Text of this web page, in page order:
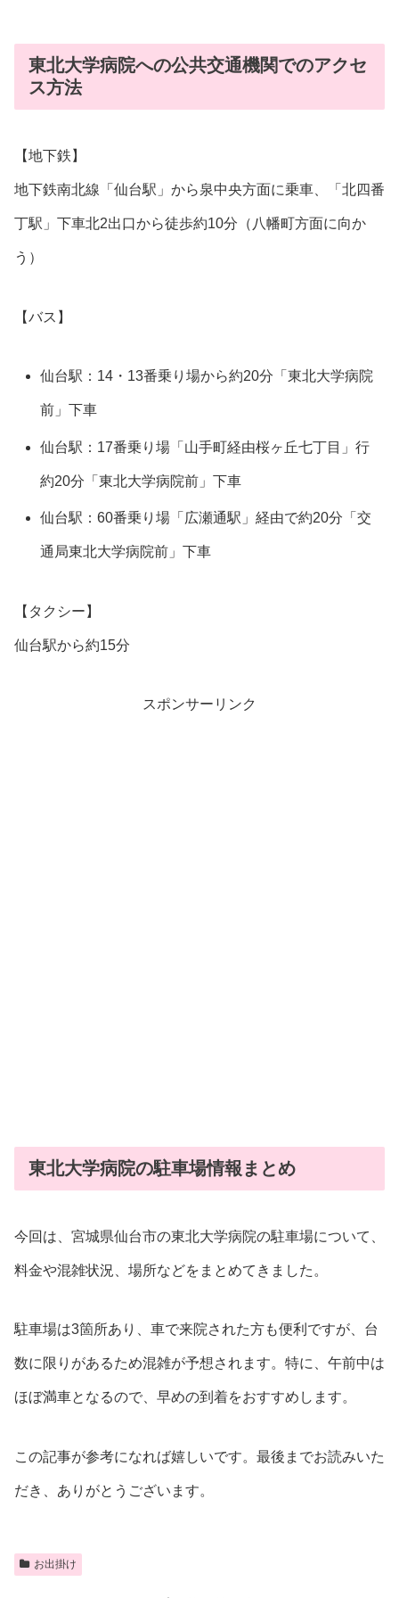
東北大学病院への公共交通機関でのアクセ
ス方法
【地下鉄】
地下鉄南北線「仙台駅」から泉中央方面に乗車、「北四番
丁駅」下車北2出口から徒歩約10分（八幡町方面に向か
う）
【バス】
仙台駅：14・13番乗り場から約20分「東北大学病院
前」下車
仙台駅：17番乗り場「山手町経由桜ヶ丘七丁目」行
約20分「東北大学病院前」下車
仙台駅：60番乗り場「広瀬通駅」経由で約20分「交
通局東北大学病院前」下車
【タクシー】
仙台駅から約15分
スポンサーリンク
東北大学病院の駐車場情報まとめ
今回は、宮城県仙台市の東北大学病院の駐車場について、
料金や混雑状況、場所などをまとめてきました。
駐車場は3箇所あり、車で来院された方も便利ですが、台
数に限りがあるため混雑が予想されます。特に、午前中は
ほぼ満車となるので、早めの到着をおすすめします。
この記事が参考になれば嬉しいです。最後までお読みいた
だき、ありがとうございます。
お出掛け